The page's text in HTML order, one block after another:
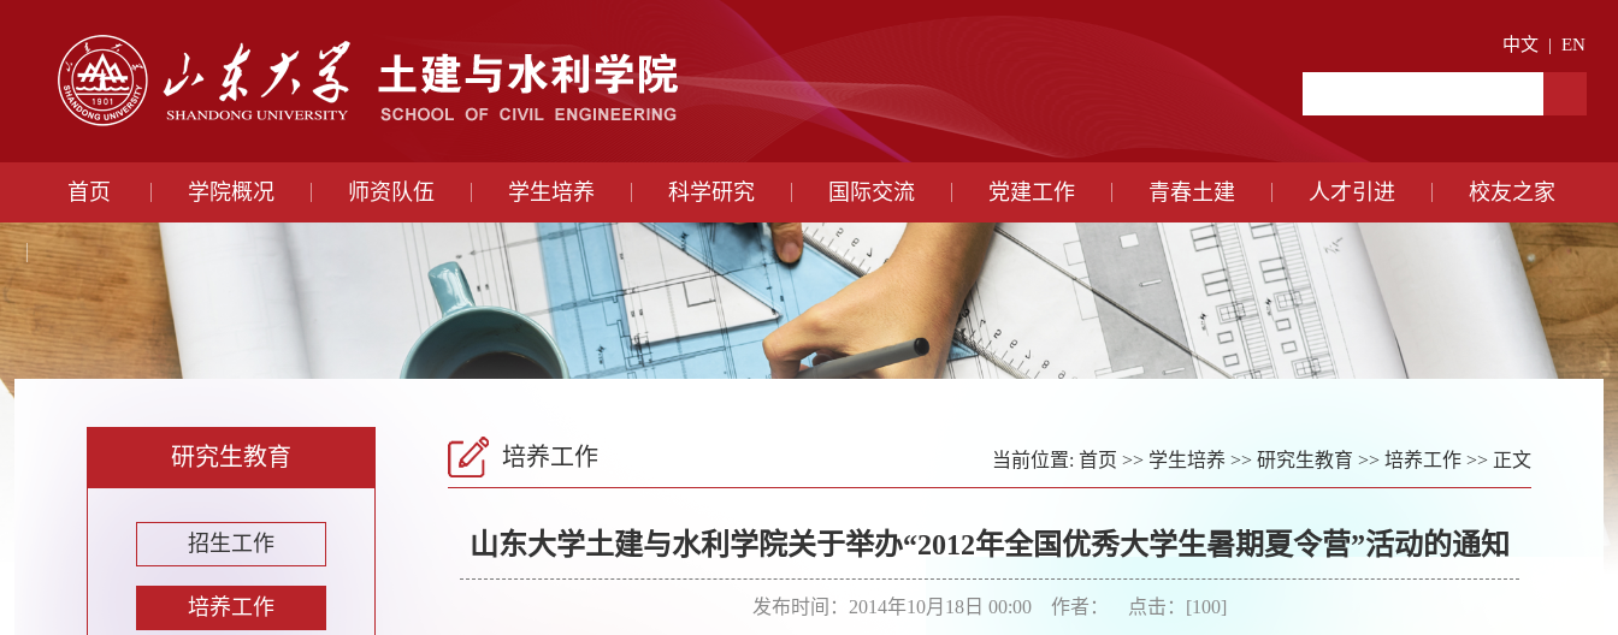
中文 | EN
首页 学院概况 师资队伍 学生培养 科学研究 国际交流 党建工作 青春土建 人才引进 校友之家
研究生教育
招生工作
培养工作
培养工作 当前位置: 首页 >> 学生培养 >> 研究生教育 >> 培养工作 >> 正文
山东大学土建与水利学院关于举办“2012年全国优秀大学生暑期夏令营”活动的通知
发布时间：2014年10月18日 00:00 作者： 点击：[100]